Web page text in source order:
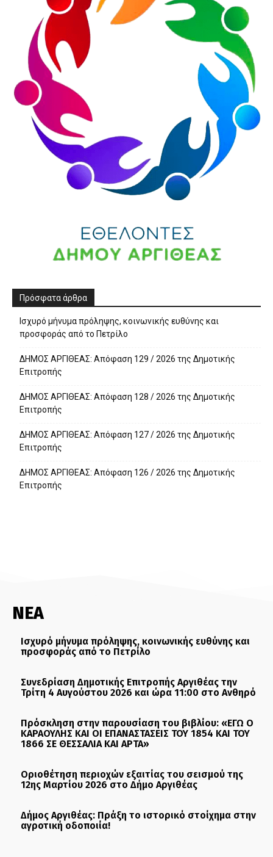
Πρόσφατα άρθρα
Ισχυρό μήνυμα πρόληψης, κοινωνικής ευθύνης και
προσφοράς από το Πετρίλο
ΔΗΜΟΣ ΑΡΓΙΘΕΑΣ: Απόφαση 129 / 2026 της Δημοτικής
Επιτροπής
ΔΗΜΟΣ ΑΡΓΙΘΕΑΣ: Απόφαση 128 / 2026 της Δημοτικής
Επιτροπής
ΔΗΜΟΣ ΑΡΓΙΘΕΑΣ: Απόφαση 127 / 2026 της Δημοτικής
Επιτροπής
ΔΗΜΟΣ ΑΡΓΙΘΕΑΣ: Απόφαση 126 / 2026 της Δημοτικής
Επιτροπής
ΝΕΑ
Ισχυρό μήνυμα πρόληψης, κοινωνικής ευθύνης και
προσφοράς από το Πετρίλο
Συνεδρίαση Δημοτικής Επιτροπής Αργιθέας την
Τρίτη 4 Αυγούστου 2026 και ώρα 11:00 στο Ανθηρό
Πρόσκληση στην παρουσίαση του βιβλίου: «ΕΓΩ Ο
ΚΑΡΑΟΥΛΗΣ ΚΑΙ ΟΙ ΕΠΑΝΑΣΤΑΣΕΙΣ ΤΟΥ 1854 ΚΑΙ ΤΟΥ
1866 ΣΕ ΘΕΣΣΑΛΙΑ ΚΑΙ ΑΡΤΑ»
Οριοθέτηση περιοχών εξαιτίας του σεισμού της
12ης Μαρτίου 2026 στο Δήμο Αργιθέας
Δήμος Αργιθέας: Πράξη το ιστορικό στοίχημα στην
αγροτική οδοποιία!